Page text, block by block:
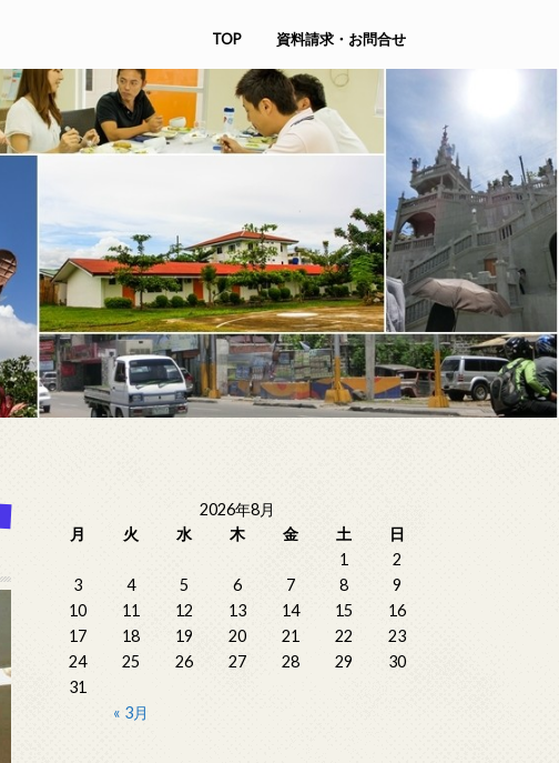
TOP 資料請求・お問合せ
2026年8月
月
火 水 木 金 土 日
« 3月
1
2
3
4 5 6 7 8
9
10
11 12 13 14 15
16
17
18 19 20 21 22
23
24
25 26 27 28 29
30
31